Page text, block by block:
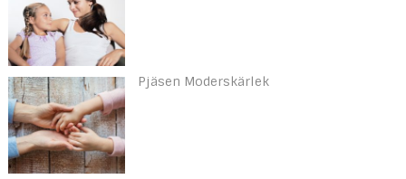
Pjäsen Moderskärlek